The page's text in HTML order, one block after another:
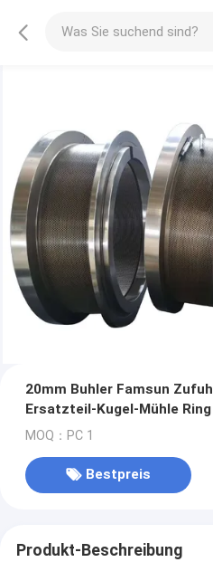
20mm Buhler Famsun
Ersatzteil-Kugel-Mühle Ring
MOQ：PC 1
Bestpreis
Produkt-Beschreibung